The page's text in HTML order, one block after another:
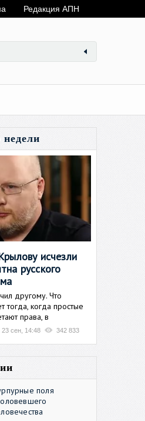
Редакция АПН
исчезли
русского
другому. Что
тогда, когда простые
права, в
23 сен, 14:48 342 833
поля